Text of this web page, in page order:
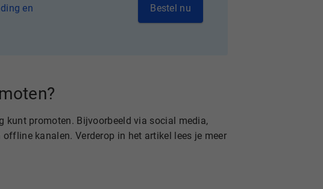
en
Bestel nu
kunt promoten. Bijvoorbeeld via social media,
kanalen. Verderop in het artikel lees je meer